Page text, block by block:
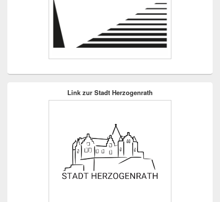
Link zur Stadt Herzogenrath